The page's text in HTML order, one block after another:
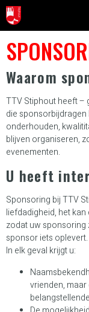
Waarom
TTV Stiphout heeft –
die
onderhouden,
blijven organiseren,
evenementen.
U heeft
Sponsoring bij TTV
liefdadigheid, het
zodat uw sponsoring
sponsor iets oplevert.
In elk geval krijgt u:
vrienden,